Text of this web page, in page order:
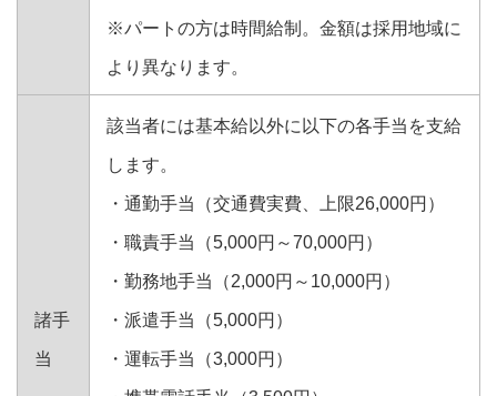
※パートの方は時間給制。金額は採用地域に
より異なります。
諸手
当
該当者には基本給以外に以下の各手当を支給
します。
・通勤手当（交通費実費、上限26,000円）
・職責手当（5,000円～70,000円）
・勤務地手当（2,000円～10,000円）
・派遣手当（5,000円）
・運転手当（3,000円）